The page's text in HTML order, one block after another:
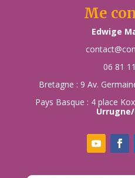
Me
Edwige
06 81
Bretagne : 9 Av.
Pays Basque : 4 place